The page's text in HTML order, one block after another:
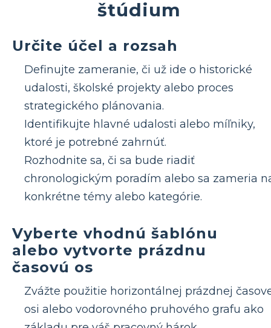
štúdium
Určite účel a rozsah
Definujte zameranie, či už ide o historické
udalosti, školské projekty alebo proces
strategického plánovania.
Identifikujte hlavné udalosti alebo míľniky,
ktoré je potrebné zahrnúť.
Rozhodnite sa, či sa bude riadiť
chronologickým poradím alebo sa zameria
konkrétne témy alebo kategórie.
Vyberte vhodnú šablónu
alebo vytvorte prázdnu
časovú os
Zvážte použitie horizontálnej prázdnej
osi alebo vodorovného pruhového grafu ako